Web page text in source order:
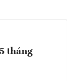
tháng